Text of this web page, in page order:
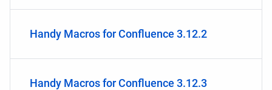
Handy Macros for Confluence 3.12.2
Handy Macros for Confluence 3.12.3